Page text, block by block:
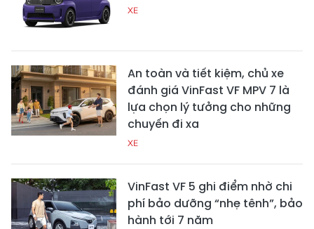
XE
An toàn và tiết kiệm, chủ xe
đánh giá VinFast VF MPV 7 là
lựa chọn lý tưởng cho những
chuyến đi xa
XE
VinFast VF 5 ghi điểm nhờ chi
phí bảo dưỡng “nhẹ tênh”, bảo
hành tới 7 năm